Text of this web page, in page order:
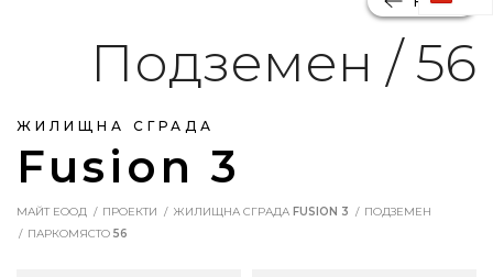
ЖИЛИЩНА СГРАДА
Fusion 3
Подземен / 56
МАЙТ ЕООД ПРОЕКТИ ЖИЛИЩНА СГРАДА FUSION 3
ПОДЗЕМЕН
ПАРКОМЯСТО 56